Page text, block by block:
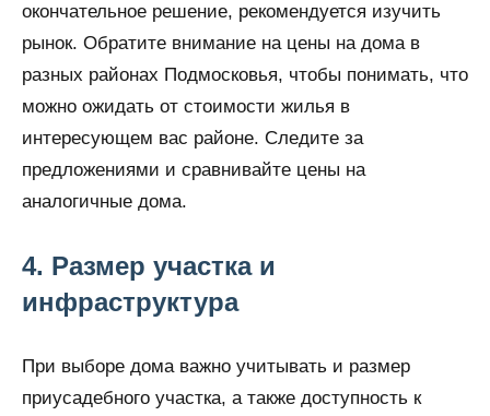
окончательное решение, рекомендуется изучить
рынок. Обратите внимание на цены на дома в
разных районах Подмосковья, чтобы понимать, что
можно ожидать от стоимости жилья в
интересующем вас районе. Следите за
предложениями и сравнивайте цены на
аналогичные дома.
4. Размер участка и
инфраструктура
При выборе дома важно учитывать и размер
приусадебного участка, а также доступность к